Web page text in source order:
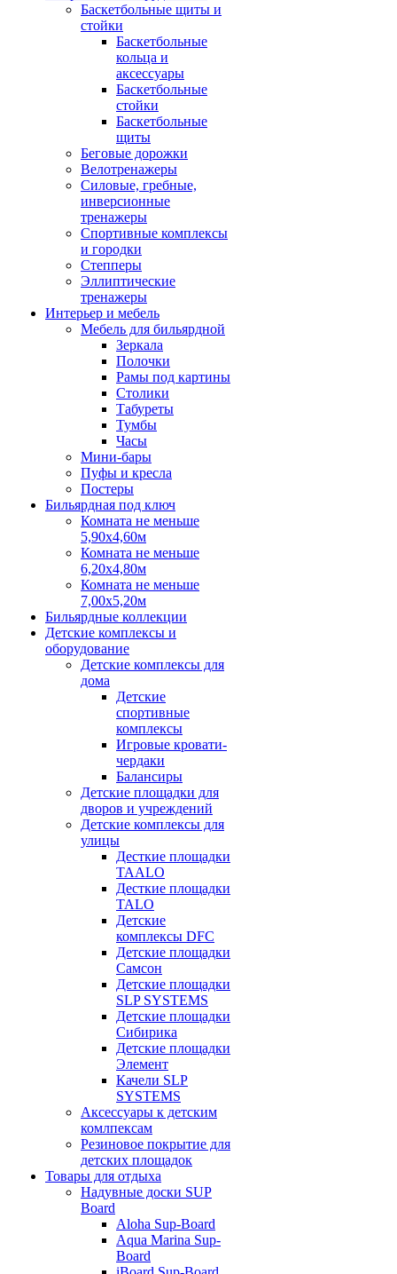
Баскетбольные щиты и
стойки
Баскетбольные
кольца и
аксессуары
Баскетбольные
стойки
Баскетбольные
щиты
Беговые дорожки
Велотренажеры
Силовые, гребные,
инверсионные
тренажеры
Спортивные комплексы
и городки
Степперы
Эллиптические
тренажеры
Интерьер и мебель
Мебель для бильярдной
Зеркала
Полочки
Рамы под картины
Столики
Табуреты
Тумбы
Часы
Мини-бары
Пуфы и кресла
Постеры
Бильярдная под ключ
Комната не меньше
5,90х4,60м
Комната не меньше
6,20х4,80м
Комната не меньше
7,00х5,20м
Бильярдные коллекции
Детские комплексы и
оборудование
Детские комплексы для
дома
Детские
спортивные
комплексы
Игровые кровати-
чердаки
Балансиры
Детские площадки для
дворов и учреждений
Детские комплексы для
улицы
Десткие площадки
TAALO
Десткие площадки
TALO
Детские
комплексы DFC
Детские площадки
Самсон
Детские площадки
SLP SYSTEMS
Детские площадки
Сибирика
Детские площадки
Элемент
Качели SLP
SYSTEMS
Аксессуары к детским
комлпексам
Резиновое покрытие для
детских площадок
Товары для отдыха
Надувные доски SUP
Board
Aloha Sup-Board
Aqua Marina Sup-
Board